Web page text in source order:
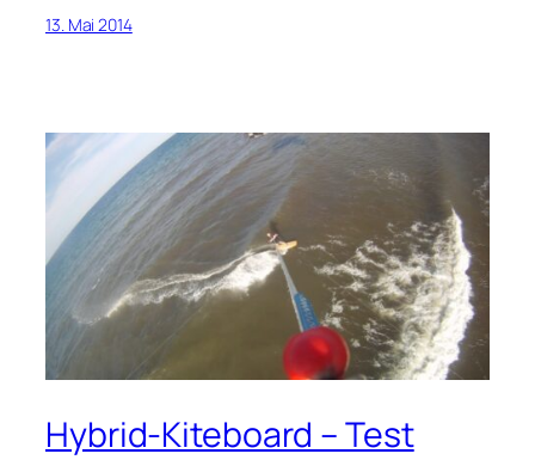
13. Mai 2014
Hybrid-Kiteboard – Test